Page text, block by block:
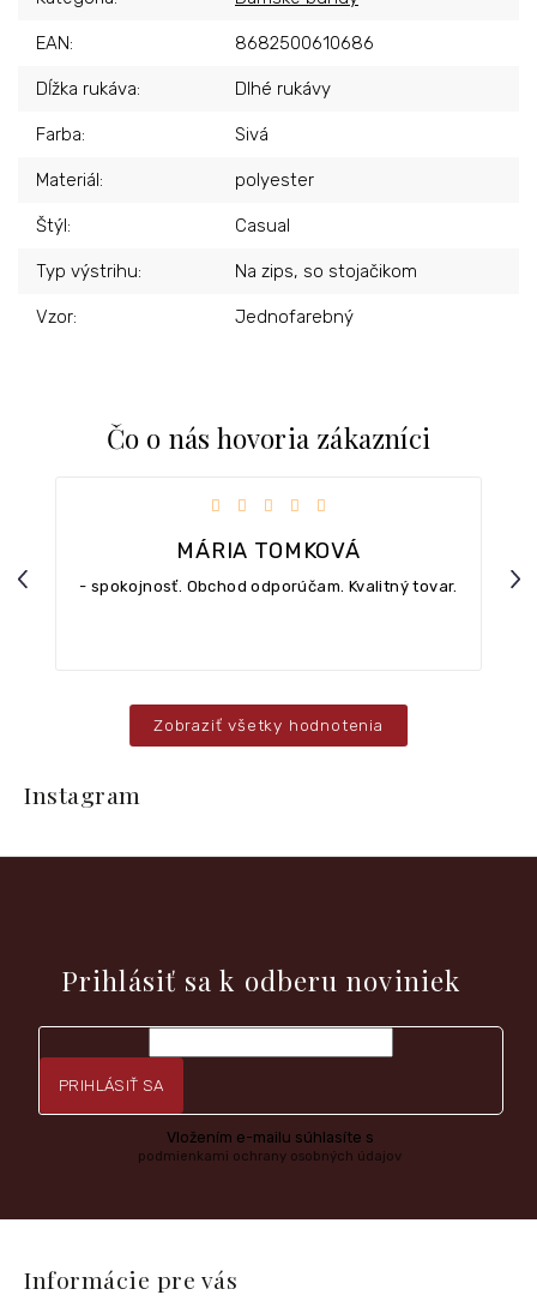
EAN: 8682500610686
Dĺžka rukáva: Dlhé rukávy
Farba: Sivá
Materiál: polyester
Štýl: Casual
Typ výstrihu: Na zips, so stojačikom
Vzor: Jednofarebný
Čo o nás hovoria zákazníci
Previous
MÁRIA TOMKOVÁ
Hodnotenie obchodu je 5 z 5 hviezdičiek.
- spokojnosť. Obchod odporúčam. Kvalitný tovar.
Zobraziť všetky hodnotenia
t
Instagram
Prihlásiť sa k odberu noviniek
PRIHLÁSIŤ SA
Vložením e-mailu súhlasíte s
podmienkami ochrany osobných údajov
Informácie pre vás